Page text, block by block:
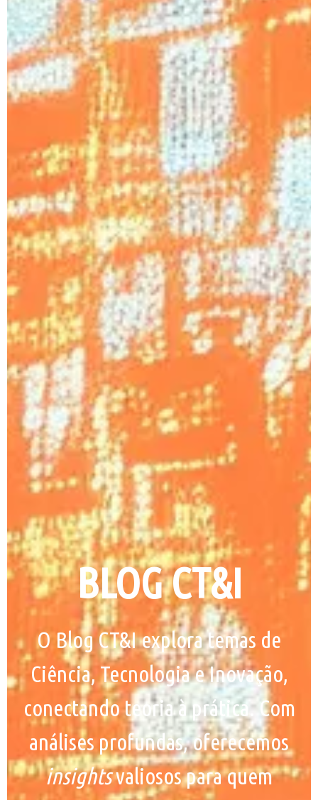
BLOG CT&I
O Blog CT&I explora temas de
Ciência, Tecnologia e Inovação,
conectando teoria à prática. Com
análises profundas, oferecemos
insightsvaliosos para quem